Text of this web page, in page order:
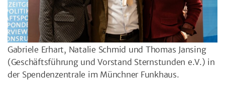
Gabriele Erhart, Natalie Schmid und Thomas Jansing
(Geschäftsführung und Vorstand Sternstunden e.V.) in
der Spendenzentrale im Münchner Funkhaus.